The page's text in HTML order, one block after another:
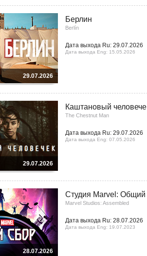
29.07.2026
Берлин
Berlín
Дата выхода Ru: 29.07.2026
Дата выхода Eng: 15.05.2026
29.07.2026
Каштановый
The Chestnut Man
Дата выхода Ru: 29.07.2026
Дата выхода Eng: 07.05.2026
28.07.2026
Студия Marvel: Общий
Marvel Studios: Assembled
Дата выхода Ru: 28.07.2026
Дата выхода Eng: 19.07.2023